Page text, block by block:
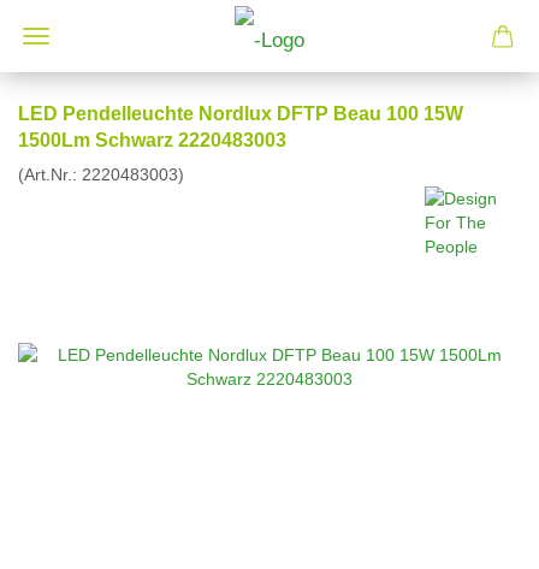
LED Pendelleuchte Nordlux DFTP Beau 100 15W
1500Lm Schwarz 2220483003
(Art.Nr.: 2220483003)